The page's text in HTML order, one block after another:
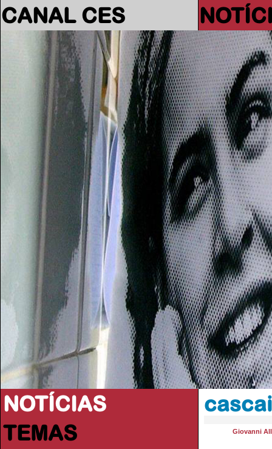
CANAL CES
NOTÍCIAS
TEMAS
Giovanni